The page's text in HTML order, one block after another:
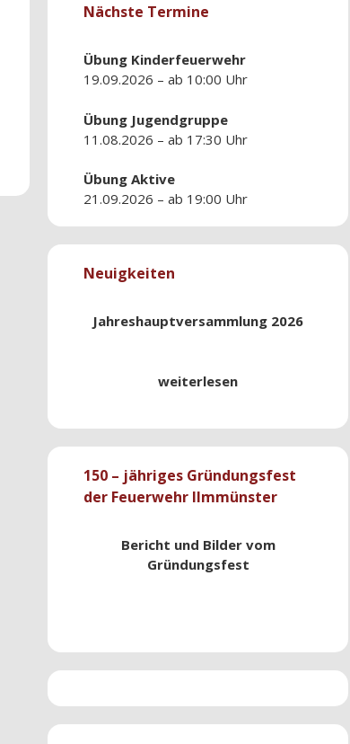
Nächste Termine
Übung Kinderfeuerwehr
19.09.2026 – ab 10:00 Uhr
Übung Jugendgruppe
11.08.2026 – ab 17:30 Uhr
Übung Aktive
21.09.2026 – ab 19:00 Uhr
Neuigkeiten
Jahreshauptversammlung 2026
weiterlesen
150 – jähriges Gründungsfest
der Feuerwehr Ilmmünster
Bericht und Bilder vom
Gründungsfest